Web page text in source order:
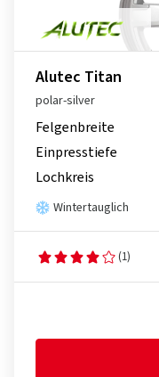
Alutec Titan
polar-silver
Felgenbreite
Einpresstiefe
Lochkreis
Wintertauglich
(1)